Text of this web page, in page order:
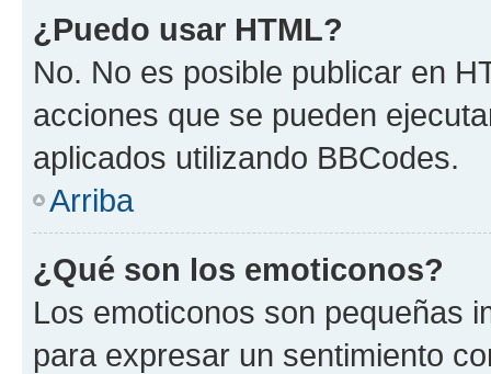
¿Puedo usar HTML?
No. No es posible publicar en
acciones que se pueden
aplicados utilizando BBCodes.
Arriba
¿Qué son los emoticonos?
Los emoticonos son pequeñas
para expresar un sentimiento